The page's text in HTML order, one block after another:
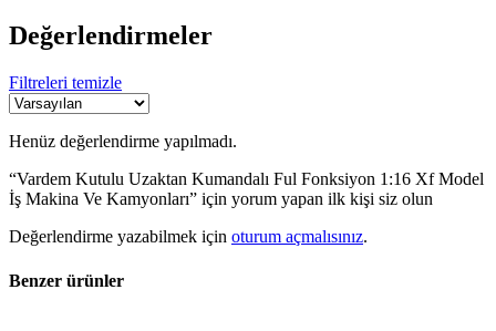
Değerlendirmeler
Filtreleri temizle
Henüz değerlendirme yapılmadı.
“Vardem Kutulu Uzaktan Kumandalı Ful Fonksiyon 1:16 Xf Model
İş Makina Ve Kamyonları” için yorum yapan ilk kişi siz olun
Değerlendirme yazabilmek için oturum açmalısınız.
Benzer ürünler